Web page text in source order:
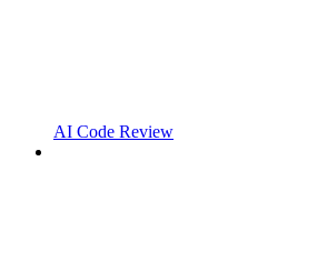
AI Code Review